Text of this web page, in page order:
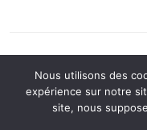
Nous utilisons des
expérience sur notre
site, nous